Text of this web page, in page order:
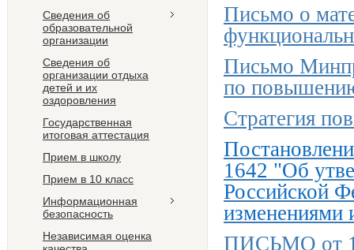
Сведения об
образовательной
организации
Сведения об
организации отдыха
детей и их
оздоровления
Государственная
итоговая аттестация
Прием в школу
Прием в 10 класс
Информационная
безопасность
Независимая оценка
Письмо о
Письмо
по
Стратегия
1642 "Об
Российской
изменениями
ПИСЬМО от